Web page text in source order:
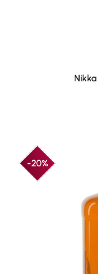
Average rating of
-20%